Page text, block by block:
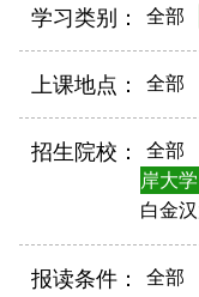
学习类别： 全部
上课地点： 全部
招生院校： 全部
岸大学
白金
报读条件： 全部